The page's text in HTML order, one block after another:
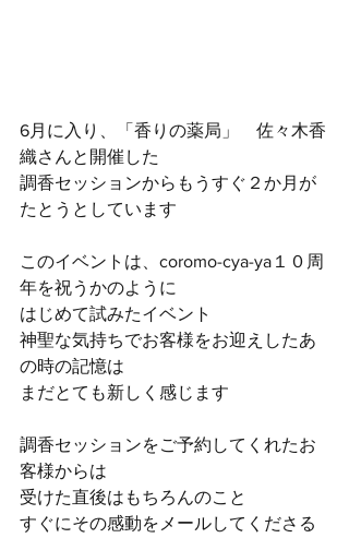
6月に入り、「香りの薬局」　佐々木香
織さんと開催した
調香セッションからもうすぐ２か月が
たとうとしています
このイベントは、coromo-cya-ya１０周
年を祝うかのように
はじめて試みたイベント
神聖な気持ちでお客様をお迎えしたあ
の時の記憶は
まだとても新しく感じます
調香セッションをご予約してくれたお
客様からは
受けた直後はもちろんのこと
すぐにその感動をメールしてくださる